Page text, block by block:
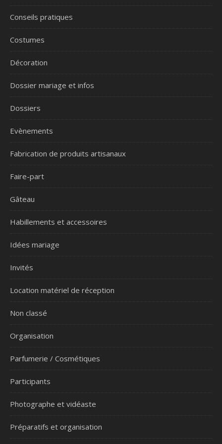
Conseils pratiques
Costumes
Décoration
Dossier mariage et infos
Dossiers
Evènements
Fabrication de produits artisanaux
Faire-part
Gâteau
Habillements et accessoires
Idées mariage
Invités
Location matériel de réception
Non classé
Organisation
Parfumerie / Cosmétiques
Participants
Photographe et vidéaste
Préparatifs et organisation